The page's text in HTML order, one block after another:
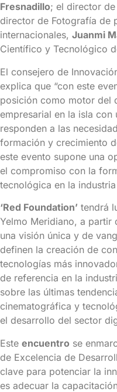
Fresnadillo; el director
director de Fotografía de
internacionales, Juanmi
Científico y Tecnológico
El consejero de
explica que “con este
posición como motor del
empresarial en la isla
responden a las
formación y crecimiento
este evento supone una
el compromiso con la
tecnológica en la industria
‘Red Foundation’ tendrá
Yelmo Meridiano, a partir
una visión única y de
definen la creación de
tecnologías más
de referencia en la
sobre las últimas
cinematográfica y
el desarrollo del sector
Este encuentro se
de Excelencia de
clave para potenciar la
es adecuar la